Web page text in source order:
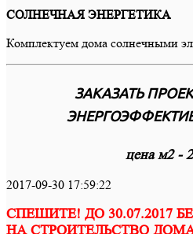
СОЛНЕЧНАЯ ЭНЕРГЕТИКА
Комплектуем дома солнечными
ЗАКАЗАТЬ
цена м2 -
2017-09-30 17:59:22
СПЕШИТЕ! ДО 30.07.2017
НА СТРОИТЕЛЬСТВО